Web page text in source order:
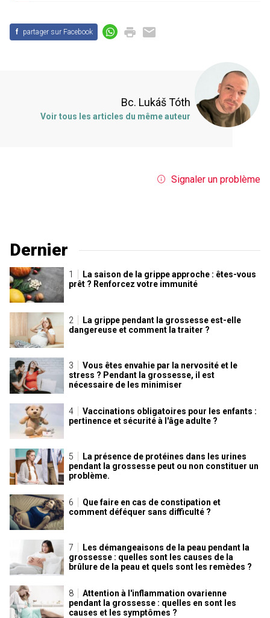
f partager sur Facebook
Bc. Lukáš Tóth
Voir tous les articles du même auteur
Signaler un problème
Dernier
La saison de la grippe approche : êtes-vous
prêt ? Renforcez votre immunité
La grippe pendant la grossesse est-elle
dangereuse et comment la traiter ?
Vous êtes envahie par la nervosité et le
stress ? Pendant la grossesse, il est
nécessaire de les minimiser
Vaccinations obligatoires pour les enfants :
pertinence et sécurité à l'âge adulte ?
La présence de protéines dans les urines
pendant la grossesse peut ou non constituer un
problème.
Que faire en cas de constipation et
comment déféquer sans difficulté ?
Les démangeaisons de la peau pendant la
grossesse : quelles sont les causes de la
brûlure de la peau et quels sont les remèdes ?
Attention à l'inflammation ovarienne
pendant la grossesse : quelles en sont les
causes et les symptômes ?